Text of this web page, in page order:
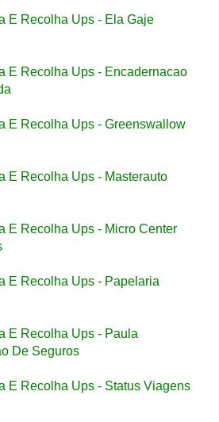
E Recolha Ups - Ela Gaje
E Recolha Ups - Encadernacao
E Recolha Ups - Greenswallow
E Recolha Ups - Masterauto
E Recolha Ups - Micro Center
E Recolha Ups - Papelaria
E Recolha Ups - Paula
De Seguros
E Recolha Ups - Status Viagens